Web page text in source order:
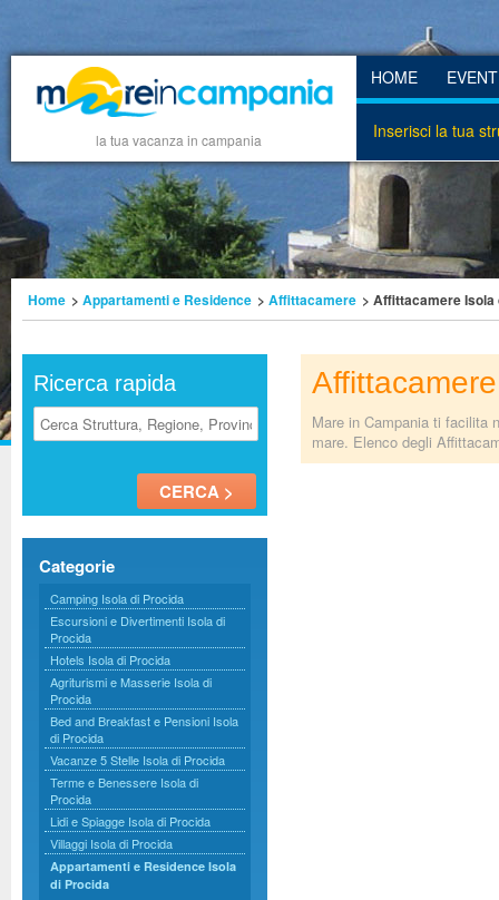
la tua vacanza in campania
HOME
Inserisci la tua
Home > Appartamenti e Residence > Affittacamere > Affittacamere Isola
Ricerca rapida
Categorie
Camping Isola di Procida
Escursioni e Divertimenti Isola di
Procida
Hotels Isola di Procida
Agriturismi e Masserie Isola di
Procida
Bed and Breakfast e Pensioni Isola
di Procida
Vacanze 5 Stelle Isola di Procida
Terme e Benessere Isola di
Procida
Lidi e Spiagge Isola di Procida
Villaggi Isola di Procida
Appartamenti e Residence Isola
di Procida
Mare in Campania ti facilita
mare. Elenco degli